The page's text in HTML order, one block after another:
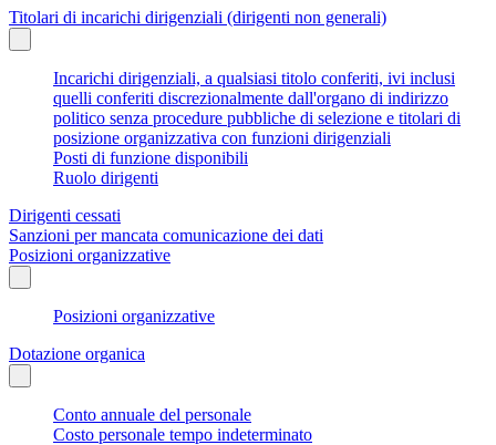
Titolari di incarichi dirigenziali (dirigenti non generali)
Incarichi dirigenziali, a qualsiasi titolo conferiti, ivi inclusi
quelli conferiti discrezionalmente dall'organo di indirizzo
politico senza procedure pubbliche di selezione e titolari di
posizione organizzativa con funzioni dirigenziali
Posti di funzione disponibili
Ruolo dirigenti
Dirigenti cessati
Sanzioni per mancata comunicazione dei dati
Posizioni organizzative
Posizioni organizzative
Dotazione organica
Conto annuale del personale
Costo personale tempo indeterminato